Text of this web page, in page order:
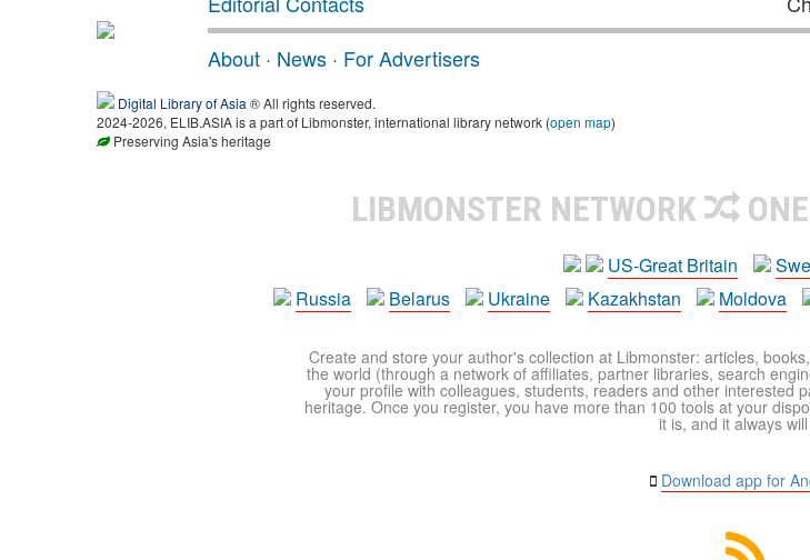
About · News · For Advertisers
Digital Library of Asia ® All rights reserved.
2024-2026, ELIB.ASIA is a part of Libmonster, international library network (open map)
Preserving Asia's heritage
LIBMONSTER NETWORK
US-Great Britain
Russia
Belarus Ukraine Kazakhstan Moldova
Create and store your author's collection at Libmonster: articles,
the world (through a network of affiliates, partner libraries, search
your profile with colleagues, students, readers and other interested
heritage. Once you register, you have more than 100 tools at your
it is, and it always
Download app for